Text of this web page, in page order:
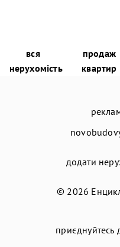
вся
нерухомість
продаж
квартир
додати
© 2026
приєднуйтесь